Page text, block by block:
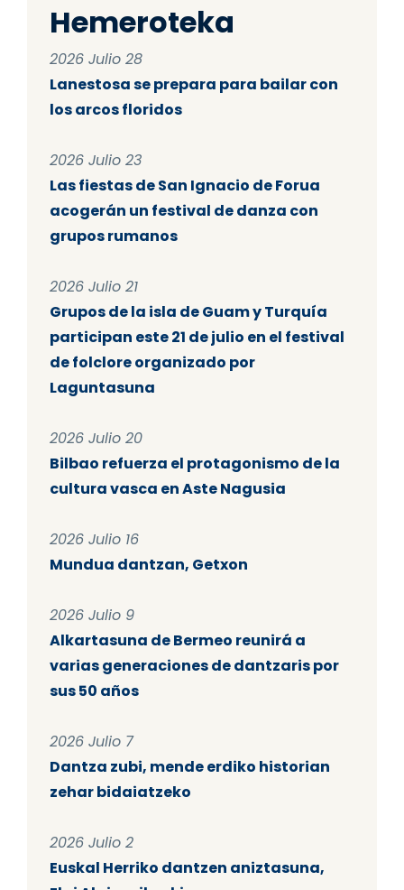
Hemeroteka
2026 Julio 28
Lanestosa se prepara para bailar con
los arcos floridos
2026 Julio 23
Las fiestas de San Ignacio de Forua
acogerán un festival de danza con
grupos rumanos
2026 Julio 21
Grupos de la isla de Guam y Turquía
participan este 21 de julio en el festival
de folclore organizado por
Laguntasuna
2026 Julio 20
Bilbao refuerza el protagonismo de la
cultura vasca en Aste Nagusia
2026 Julio 16
Mundua dantzan, Getxon
2026 Julio 9
Alkartasuna de Bermeo reunirá a
varias generaciones de dantzaris por
sus 50 años
2026 Julio 7
Dantza zubi, mende erdiko historian
zehar bidaiatzeko
2026 Julio 2
Euskal Herriko dantzen aniztasuna,